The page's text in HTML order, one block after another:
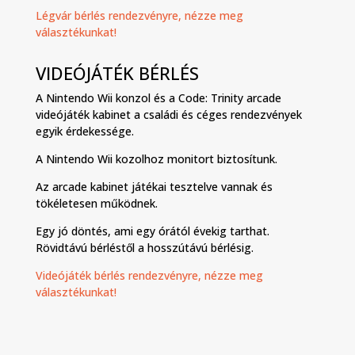
Légvár bérlés rendezvényre, nézze meg
választékunkat!
VIDEÓJÁTÉK BÉRLÉS
A Nintendo Wii konzol és a Code: Trinity arcade
videójáték kabinet a családi és céges rendezvények
egyik érdekessége.
A Nintendo Wii kozolhoz monitort biztosítunk.
Az arcade kabinet játékai tesztelve vannak és
tökéletesen működnek.
Egy jó döntés, ami egy órától évekig tarthat.
Rövidtávú bérléstől a hosszútávú bérlésig.
Videójáték bérlés rendezvényre, nézze meg
választékunkat!